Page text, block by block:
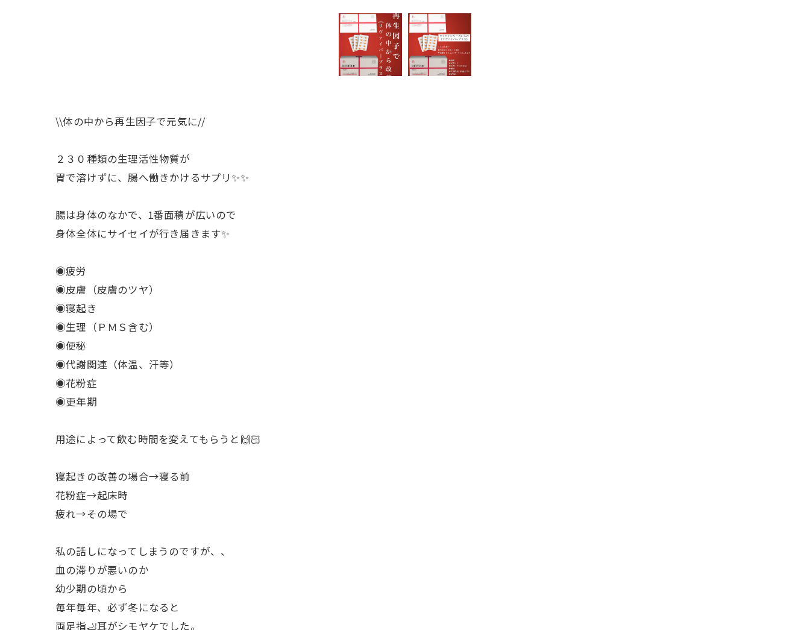
\\体の中から再生因子で元気に//
２３０種類の生理活性物質が
胃で溶けずに、腸へ働きかけるサプリ✨✨
腸は身体のなかで、1番面積が広いので
身体全体にサイセイが行き届きます✨
◉疲労
◉皮膚（皮膚のツヤ）
◉寝起き
◉生理（ＰＭＳ含む）
◉便秘
◉代謝関連（体温、汗等）
◉花粉症
◉更年期
用途によって飲む時間を変えてもらうと🙌🏻
寝起きの改善の場合→寝る前
花粉症→起床時
疲れ→その場で
私の話しになってしまうのですが、、
血の滞りが悪いのか
幼少期の頃から
毎年毎年、必ず冬になると
両足指🦶耳がシモヤケでした。